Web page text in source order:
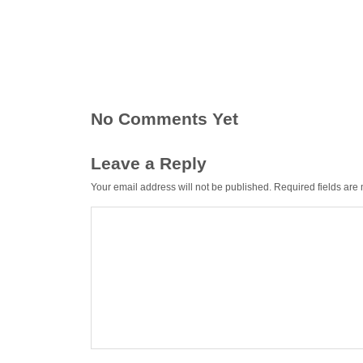
No Comments Yet
Leave a Reply
Your email address will not be published. Required fields are